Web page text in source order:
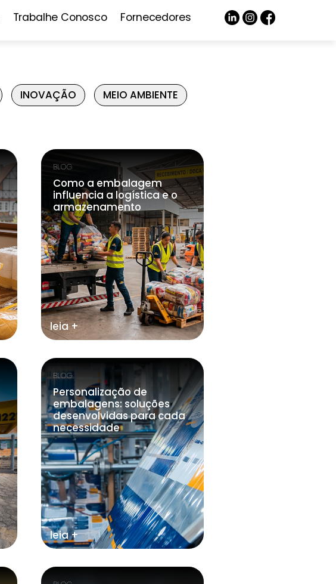
Trabalhe Conosco Fornecedores
INOVAÇÃO
MEIO AMBIENTE
BLOG
Como a embalagem
influencia a logística e o
armazenamento
leia +
BLOG
Personalização de
embalagens: soluções
desenvolvidas para cada
necessidade
leia +